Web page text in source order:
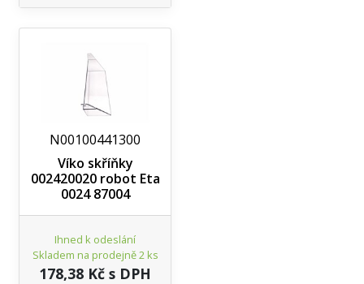
N00100441300
Víko skříňky
002420020 robot Eta
0024 87004
Ihned k odeslání
Skladem na prodejně 2 ks
178,38 Kč s DPH